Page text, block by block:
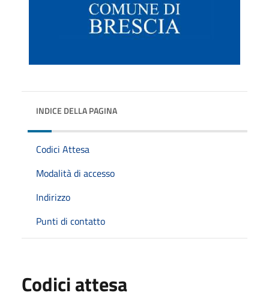
INDICE DELLA PAGINA
Codici Attesa
Modalità di accesso
Indirizzo
Punti di contatto
Codici attesa